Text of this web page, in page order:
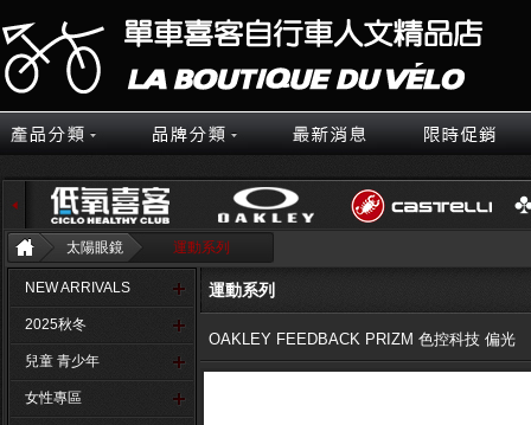
太陽眼鏡 運動系列
NEW ARRIVALS
2025秋冬
兒童 青少年
女性專區
運動系列
OAKLEY FEEDBACK PRIZM 色控科技 偏光